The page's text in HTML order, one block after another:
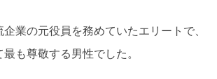
業の元役員を務めていたエリートで、
も尊敬する男性でした。